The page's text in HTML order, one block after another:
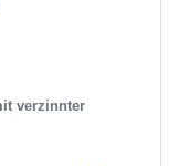
verzinnter